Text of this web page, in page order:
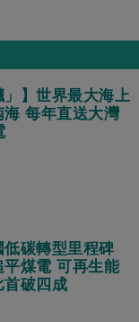
」】世界最大海上
海 每年直送大灣
低碳轉型里程碑
平煤電 可再生能
首破四成